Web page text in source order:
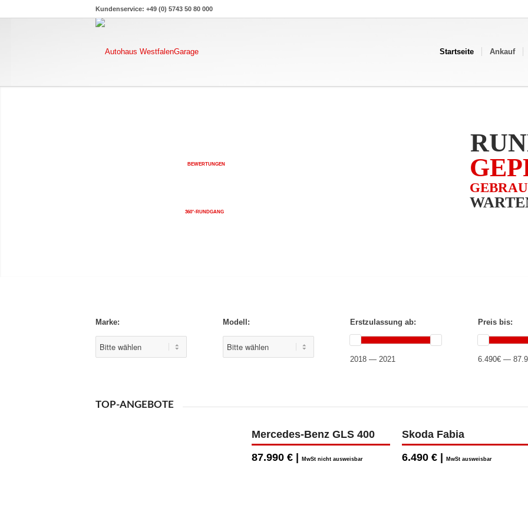
Kundenservice: +49 (0) 5743 50 80 000
Startseite Ankauf
BEWERTUNGEN
360°-RUNDGANG
Marke: Modell: Erstzulassung ab:
2018 — 2021
Preis bis:
6.490€ —
TOP-ANGEBOTE
Mercedes-Benz GLS 400
87.990 € |
MwSt nicht ausweisbar
Skoda Fabia
6.490 € |
MwSt ausweisbar